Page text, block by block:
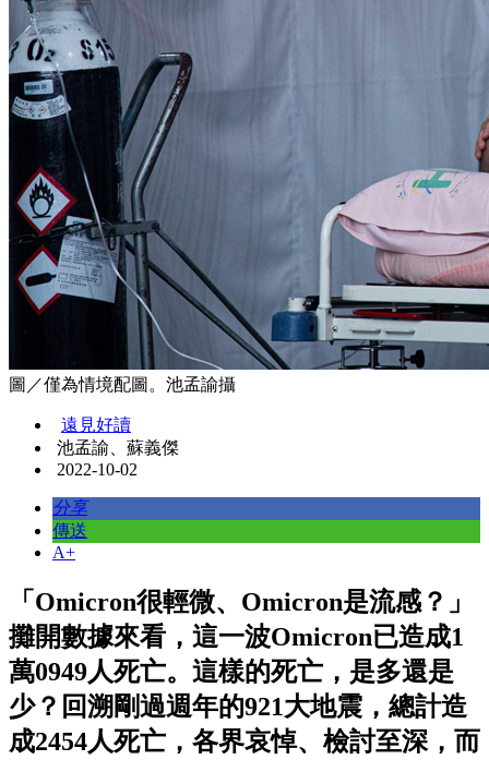
圖／僅為情境配圖。池孟諭攝
遠見好讀
池孟諭、蘇義傑
2022-10-02
分享
傳送
A+
「Omicron很輕微、Omicron是流感？」
攤開數據來看，這一波Omicron已造成1
萬0949人死亡。這樣的死亡，是多還是
少？回溯剛過週年的921大地震，總計造
成2454人死亡，各界哀悼、檢討至深，而